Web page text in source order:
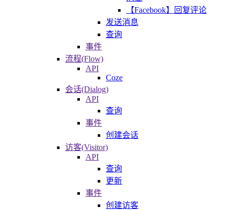
【Facebook】回复评论
发送消息
查询
事件
流程(Flow)
API
Coze
会话(Dialog)
API
查询
事件
创建会话
访客(Visitor)
API
查询
更新
事件
创建访客